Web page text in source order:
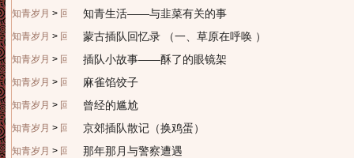
知青岁月 > 回忆往昔知青生活——与韭菜有关的事
知青岁月 > 回忆往昔蒙古插队回忆录 （一、草原在呼唤 ）
知青岁月 > 回忆往昔插队小故事——酥了的眼镜架
知青岁月 > 回忆往昔麻雀馅饺子
知青岁月 > 回忆往昔曾经的尴尬
知青岁月 > 回忆往昔京郊插队散记（换鸡蛋）
知青岁月 > 回忆往昔那年那月与警察遭遇